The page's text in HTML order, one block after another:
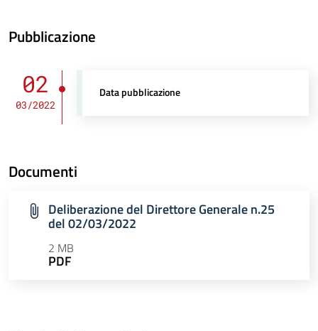
Pubblicazione
02
03/2022
Data pubblicazione
Documenti
Deliberazione del Direttore Generale n.25
del 02/03/2022
2 MB
PDF